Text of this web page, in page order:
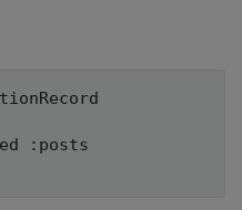
:posts